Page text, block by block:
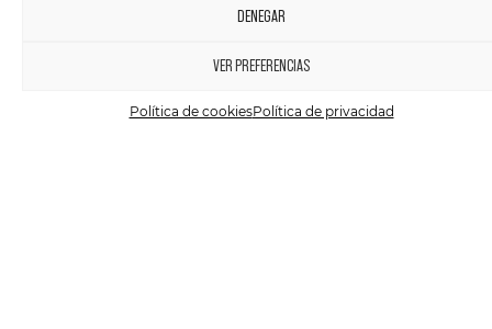
DENEGAR
VER PREFERENCIAS
Política de cookiesPolítica de privacidad
AGOTADO